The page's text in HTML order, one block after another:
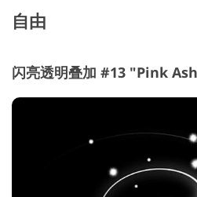
自由
闪亮透明叠加 #13 "Pink